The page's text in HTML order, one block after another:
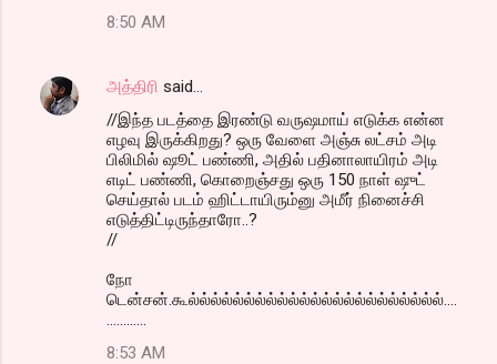
e
8:50 AM
அத்திரி said…
//இந்த படத்தை இரண்டு வருஷமாய் எடுக்க என்ன
எழவு இருக்கிறது? ஒரு வேளை அஞ்சு லட்சம் அடி
பிலிமில் ஷூட் பண்ணி, அதில் பதினாலாயிரம் அடி
எடிட் பண்ணி, கொறைஞ்சது ஒரு 150 நாள் ஷுட்
செய்தால் படம் ஹிட்டாயிரும்னு அமீர் நினைச்சி
எடுத்திட்டிருந்தாரோ..?
//
நோ
டென்சன்.கூல்ல்ல்ல்ல்ல்ல்ல்ல்ல்ல்ல்ல்ல்ல்ல்ல்ல்ல்ல்ல்ல்ல்....
8:53 AM